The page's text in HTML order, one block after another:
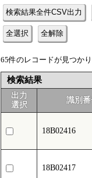
検索結果全件CSV出力
全選択 全解除
65件のレコードが見つか
検索結果
出力
選択
識別番
18B02416
18B02417